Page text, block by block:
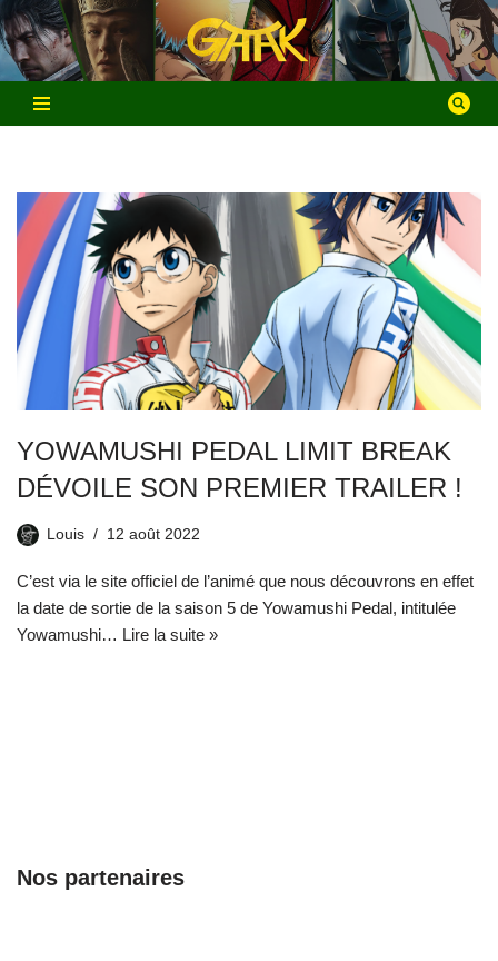
Aller
au
contenu
YOWAMUSHI PEDAL LIMIT BREAK
DÉVOILE SON PREMIER TRAILER !
Louis 12 août 2022
C’est via le site officiel de l’animé que nous découvrons en effet
la date de sortie de la saison 5 de Yowamushi Pedal, intitulée
Yowamushi… Lire la suite »
Nos partenaires